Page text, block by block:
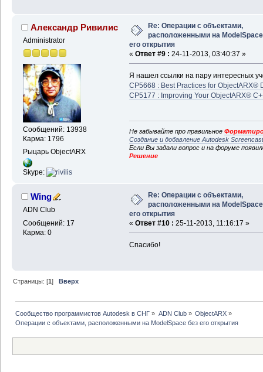
Александр Ривилис
Administrator
Сообщений: 13938
Карма: 1796
Рыцарь ObjectARX
Skype:
Re: Операции с объектами,
расположенными на
его открытия
« Ответ #9 : 24-11-2013, 03:40:37 »
Я нашел ссылки на пару интересных
CP5668 : Best Practices for ObjectARX®
CP5177 : Improving Your ObjectARX®
Не забывайте про правильное
Создание и добавление Autodesk
Если Вы задали вопрос и на форуме
Решение
Wing
ADN Club
Сообщений: 17
Карма: 0
Re: Операции с объектами,
расположенными на
его открытия
« Ответ #10 : 25-11-2013, 11:16:17 »
Спасибо!
Страницы: [1]Вверх
Сообщество программистов Autodesk в СНГ » ADN Club» ObjectARX»
Операции с объектами, расположенными на ModelSpace без его открытия